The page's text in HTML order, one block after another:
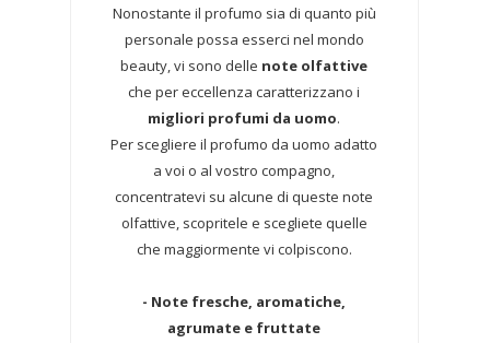
Nonostante il profumo sia di quanto più
personale possa esserci nel mondo
beauty, vi sono delle note olfattive
che per eccellenza caratterizzano i
migliori profumi da uomo.
Per scegliere il profumo da uomo adatto
a voi o al vostro compagno,
concentratevi su alcune di queste note
olfattive, scopritele e scegliete quelle
che maggiormente vi colpiscono.
- Note fresche, aromatiche,
agrumate e fruttate